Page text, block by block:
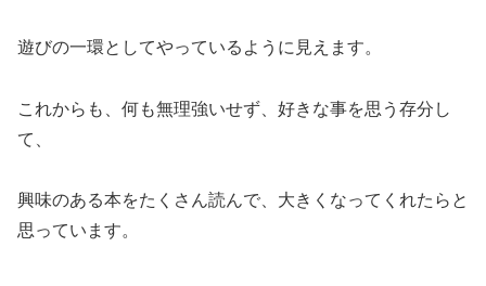
遊びの一環としてやっているように見えます。
これからも、何も無理強いせず、好きな事を思う存分し
て、
興味のある本をたくさん読んで、大きくなってくれたらと
思っています。